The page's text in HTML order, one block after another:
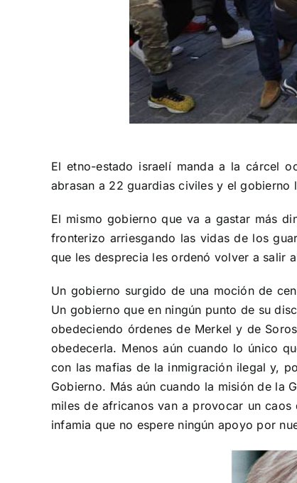
El etno-estado israelí manda a la cárcel
abrasan a 22 guardias civiles y el gobierno
El mismo gobierno que va a gastar más
fronterizo arriesgando las vidas de los
que les desprecia les ordenó volver a salir
Un gobierno surgido de una moción de
Un gobierno que en ningún punto de su
obedeciendo órdenes de Merkel y de
obedecerla. Menos aún cuando lo único
con las mafias de la inmigración ilegal y,
Gobierno. Más aún cuando la misión de la
miles de africanos van a provocar un
infamia que no espere ningún apoyo por